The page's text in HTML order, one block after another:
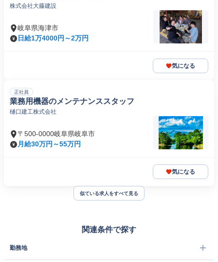
株式会社大藤建設
岐阜県海津市
日給1万4000円～2万円
気になる
正社員
業務用機器のメンテナンススタッフ
樋口建工株式会社
〒500-0000岐阜県岐阜市
月給30万円～55万円
気になる
似ている求人をすべて見る
関連条件で探す
勤務地